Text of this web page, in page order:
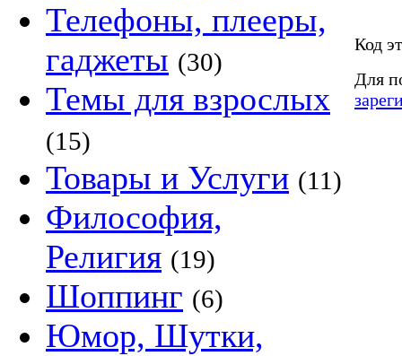
Телефоны, плееры,
гаджеты (30)
Темы для взрослых
(15)
Товары и Услуги (11)
Философия,
Религия (19)
Шоппинг (6)
Юмор, Шутки,
Код
Для